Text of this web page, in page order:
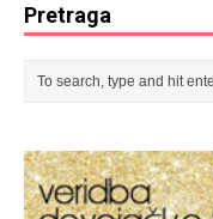
Pretraga